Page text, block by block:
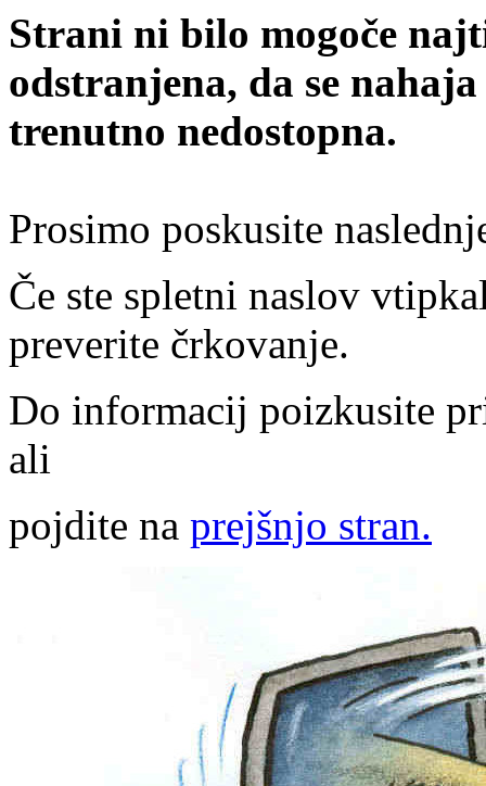
Strani ni bilo mogoče
odstranjena, da se
trenutno nedostopna.
Prosimo poskusite
Če ste spletni naslov
preverite črkovanje.
Do informacij poizkusite
ali
pojdite na prejšnjo stran.